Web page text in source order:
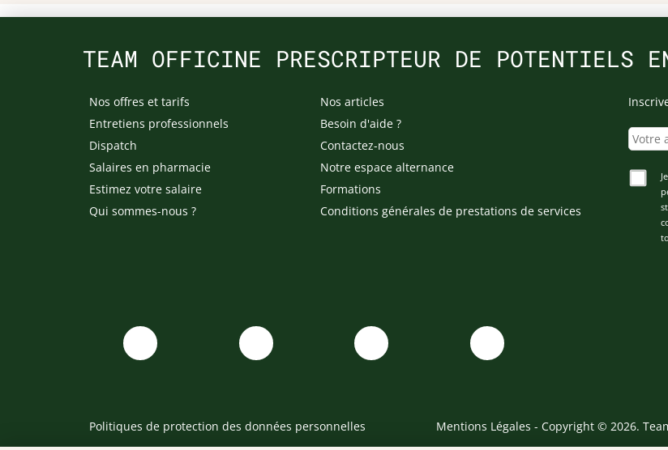
TEAM OFFICINE PRESCRIPTEUR DE POTENTIELS
Nos offres et tarifs
Entretiens professionnels
Dispatch
Salaires en pharmacie
Estimez votre salaire
Qui sommes-nous ?
Nos articles
Besoin d'aide ?
Contactez-nous
Notre espace alternance
Formations
Conditions générales de prestations de services
Politiques de protection des données personnelles Mentions Légales - Copyright © 2026.